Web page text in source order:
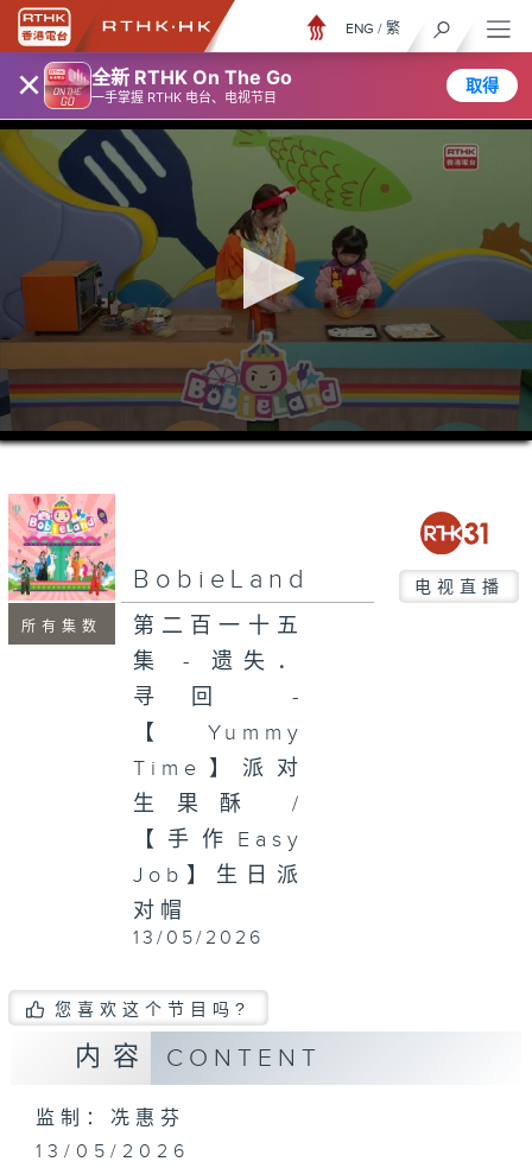
× 全新 RTHK On The Go
一手掌握 RTHK 电台、电视节目
取得
ENG / 繁
0
seconds
minutes,
7
seconds
所有集数
BobieLand 电视直播
第二百一十五
集 - 遗失．
寻回 -
【Yummy
Time】派对
生果酥 /
【手作Easy
Job】生日派
对帽
13/05/2026
您喜欢这个节目吗?
内容 CONTENT
监制：冼惠芬
13/05/2026